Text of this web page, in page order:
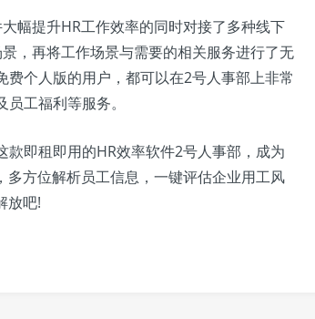
幅提升HR工作效率的同时对接了多种线下
，再将工作场景与需要的相关服务进行了无
个人版的用户，都可以在2号人事部上非常
工福利等服务。
即租即用的HR效率软件2号人事部，成为
方位解析员工信息，一键评估企业用工风
放吧!